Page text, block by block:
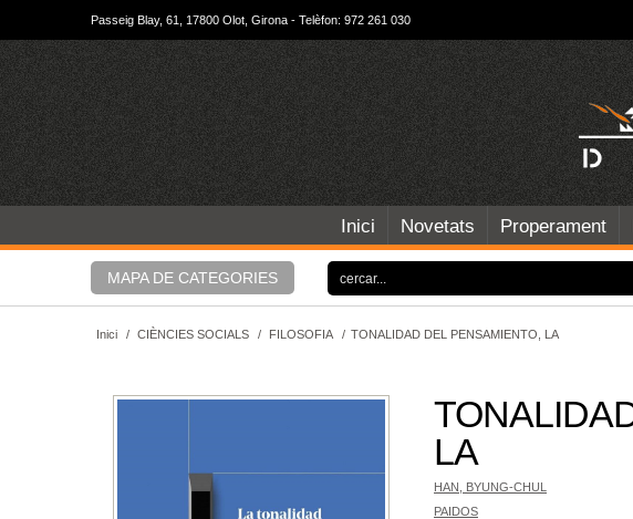
Passeig Blay, 61, 17800 Olot, Girona - Telèfon: 972 261 030
Inici Novetats Properament
MAPA DE CATEGORIES
Inici / CIÈNCIES SOCIALS / FILOSOFIA / TONALIDAD DEL PENSAMIENTO, LA
LA
HAN, BYUNG-CHUL
PAIDOS